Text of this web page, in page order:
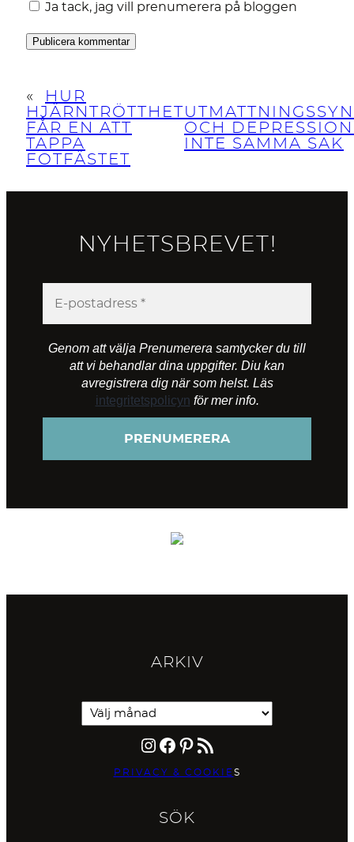
Ja tack, jag vill prenumerera på bloggen
«
HUR
HJÄRNTRÖTTHET
FÅR EN ATT
TAPPA
FOTFÄSTET
OCH
INTE SAMMA SAK
NYHETSBREVET!
Genom att välja Prenumerera samtycker du till
att vi behandlar dina uppgifter. Diu kan
avregistrera dig när som helst. Läs
integritetspolicyn för mer info.
ARKIV
Instagram Facebook Pinterest RSS-flöde
PRIVACY & COOKIES
SÖK